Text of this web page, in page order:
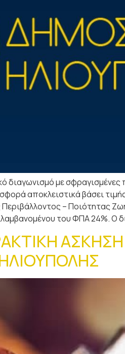
διαγωνισμό με
αποκλειστικά βάσει
– Ποιότητας
του ΦΠΑ 24%. Ο